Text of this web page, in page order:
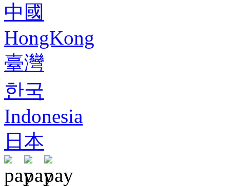
中國
HongKong
臺灣
한국
Indonesia
日本